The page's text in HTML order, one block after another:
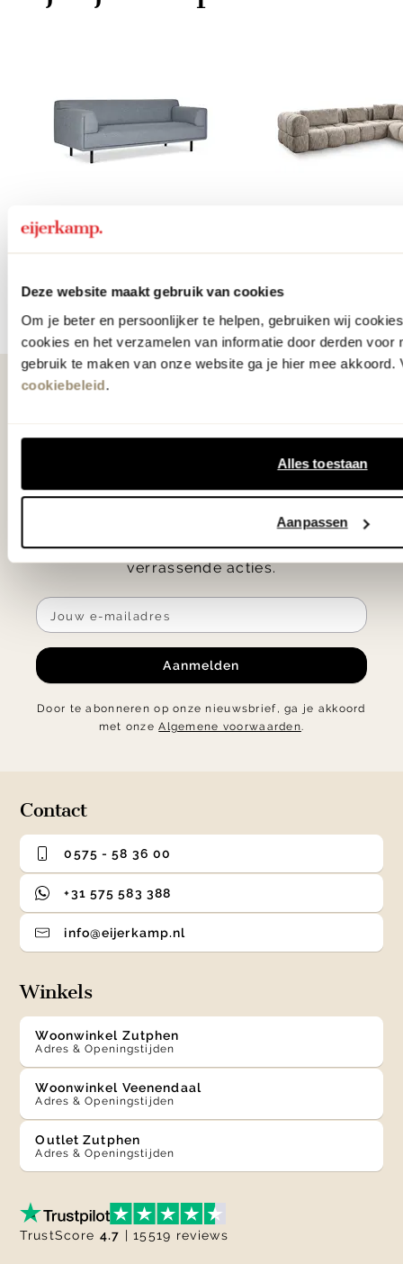
Deze website maakt gebruik van cookies
Om je beter en persoonlijker te helpen, gebruiken wij
cookies en het verzamelen van informatie door derden voor
gebruik te maken van onze website ga je hier mee akkoord.
cookiebeleid.
Alles toestaan
Aanpassen
Banken
op de hoogte
verrassende acties.
Aanmelden
Door te abonneren op onze nieuwsbrief, ga je akkoord
met onzeAlgemene voorwaarden.
Contact
0575 - 58 36 00
+31 575 583 388
info@eijerkamp.nl
Winkels
Woonwinkel Zutphen
Adres & Openingstijden
Woonwinkel Veenendaal
Adres & Openingstijden
Outlet Zutphen
Adres & Openingstijden
TrustScore 4.7 | 15519 reviews